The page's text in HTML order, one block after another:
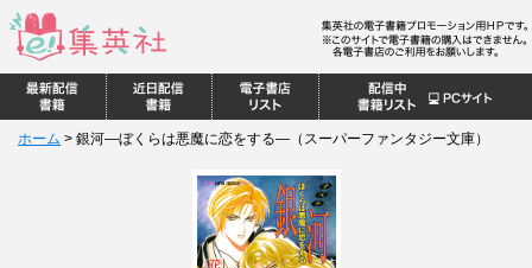
ホーム > 銀河―ぼくらは悪魔に恋をする―（スーパーファンタジー文庫）